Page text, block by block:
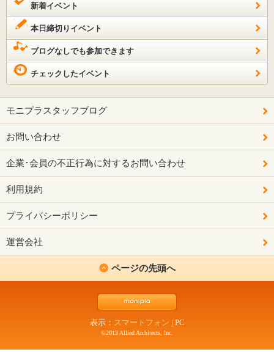
新着イベント
本日締切りイベント
ブログなしでも参加できます
チェックしたイベント
モニプラスタッフブログ
お問い合わせ
企業･会員の不正行為に対するお問い合わせ
利用規約
プライバシーポリシー
運営会社
ページの先頭へ
表示： スマートフォン | PC
©2013 Allied Architects, Inc.